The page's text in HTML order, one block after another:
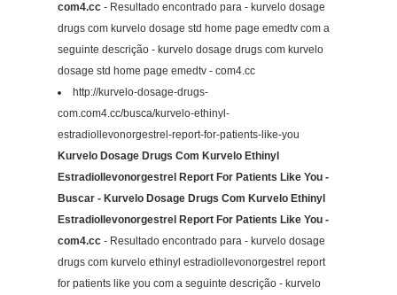
com4.cc - Resultado encontrado para - kurvelo dosage
drugs com kurvelo dosage std home page emedtv com a
seguinte descrição - kurvelo dosage drugs com kurvelo
dosage std home page emedtv - com4.cc
http://kurvelo-dosage-drugs-
com.com4.cc/busca/kurvelo-ethinyl-
estradiollevonorgestrel-report-for-patients-like-you
Kurvelo Dosage Drugs Com Kurvelo Ethinyl
Estradiollevonorgestrel Report For Patients Like You -
Buscar - Kurvelo Dosage Drugs Com Kurvelo Ethinyl
Estradiollevonorgestrel Report For Patients Like You -
com4.cc - Resultado encontrado para - kurvelo dosage
drugs com kurvelo ethinyl estradiollevonorgestrel report
for patients like you com a seguinte descrição - kurvelo